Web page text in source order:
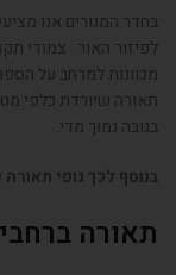
בחדר המגורים אנו
לפיזור האור . צמודי
מכוונות למרחב על
תאורה שיורדת כלפי
בגובה נמוך מדי.
בנוסף לכך גופי
תאורה